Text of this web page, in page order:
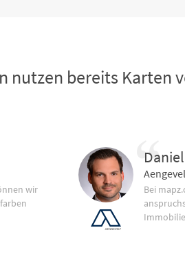
nutzen bereits Karten
wir
Bei